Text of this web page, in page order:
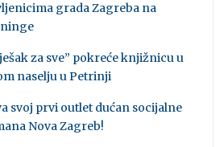
grada Zagreba na
za sve” pokreće knjižnicu u
naselju u Petrinji
svoj prvi outlet dućan socijalne
Nova Zagreb!